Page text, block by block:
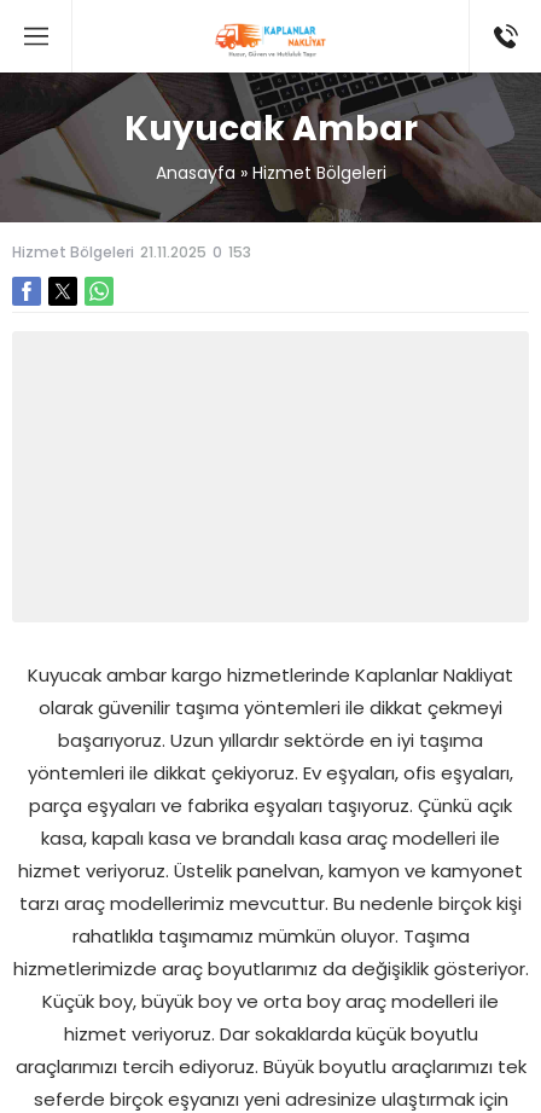
Kuyucak Ambar
Anasayfa » Hizmet Bölgeleri
Hizmet Bölgeleri 21.11.2025 0 153
Kuyucak ambar kargo hizmetlerinde Kaplanlar Nakliyat
olarak güvenilir taşıma yöntemleri ile dikkat çekmeyi
başarıyoruz. Uzun yıllardır sektörde en iyi taşıma
yöntemleri ile dikkat çekiyoruz. Ev eşyaları, ofis eşyaları,
parça eşyaları ve fabrika eşyaları taşıyoruz. Çünkü açık
kasa, kapalı kasa ve brandalı kasa araç modelleri ile
hizmet veriyoruz. Üstelik panelvan, kamyon ve kamyonet
tarzı araç modellerimiz mevcuttur. Bu nedenle birçok kişi
rahatlıkla taşımamız mümkün oluyor. Taşıma
hizmetlerimizde araç boyutlarımız da değişiklik gösteriyor.
Küçük boy, büyük boy ve orta boy araç modelleri ile
hizmet veriyoruz. Dar sokaklarda küçük boyutlu
araçlarımızı tercih ediyoruz. Büyük boyutlu araçlarımızı tek
seferde birçok eşyanızı yeni adresinize ulaştırmak için